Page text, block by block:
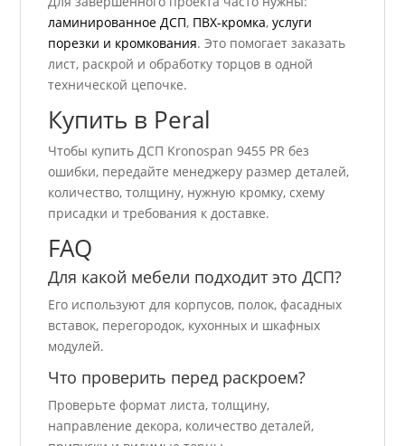
ламинированное ДСП, ПВХ-кромка,услуги
порезки и кромкования. Это помогает заказать
лист, раскрой и обработку торцов в одной
технической цепочке.
Купить в Peral
Чтобы купить ДСП Kronospan 9455 PR без
ошибки, передайте менеджеру размер деталей,
количество, толщину, нужную кромку, схему
присадки и требования к доставке.
FAQ
Для какой мебели подходит это ДСП?
Его используют для корпусов, полок, фасадных
вставок, перегородок, кухонных и шкафных
модулей.
Что проверить перед раскроем?
Проверьте формат листа, толщину,
направление декора, количество деталей,